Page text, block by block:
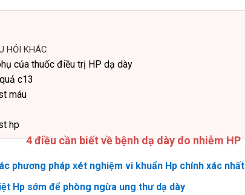
HỎI KHÁC
của thuốc điều trị HP dạ dày
c13
máu
hp
4 điều cần biết về bệnh dạ dày do nhiễm HP
phương pháp xét nghiệm vi khuẩn Hp chính xác nhất
Hp sớm để phòng ngừa ung thư dạ dày